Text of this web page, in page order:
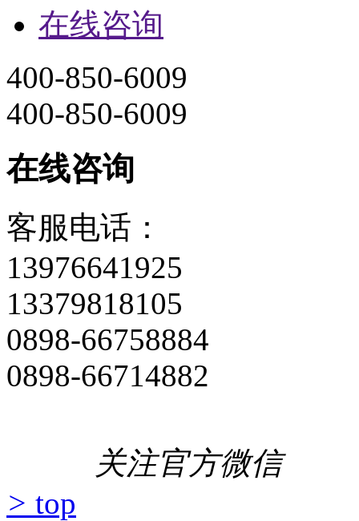
在线咨询
400-850-6009
400-850-6009
在线咨询
客服电话：
13976641925
13379818105
0898-66758884
0898-66714882
关注官方微信
> top